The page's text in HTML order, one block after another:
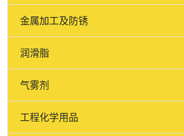
金属加工及防锈
润滑脂
气雾剂
工程化学用品